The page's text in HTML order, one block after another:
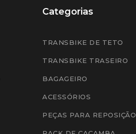
Categorias
TRANSBIKE DE TETO
TRANSBIKE TRASEIRO
BAGAGEIRO
ACESSÓRIOS
PEÇAS PARA REPOSIÇÃO